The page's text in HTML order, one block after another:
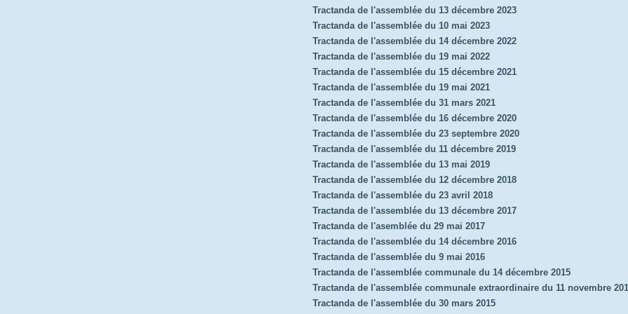
Tractanda de l'assemblée du 13 décembre 2023
Tractanda de l'assemblée du 10 mai 2023
Tractanda de l'assemblée du 14 décembre 2022
Tractanda de l'assemblée du 19 mai 2022
Tractanda de l'assemblée du 15 décembre 2021
Tractanda de l'assemblée du 19 mai 2021
Tractanda de l'assemblée du 31 mars 2021
Tractanda de l'assemblée du 16 décembre 2020
Tractanda de l'assemblée du 23 septembre 2020
Tractanda de l'assemblée du 11 décembre 2019
Tractanda de l'assemblée du 13 mai 2019
Tractanda de l'assemblée du 12 décembre 2018
Tractanda de l'assemblée du 23 avril 2018
Tractanda de l'assemblée du 13 décembre 2017
Tractanda de l'asemblée du 29 mai 2017
Tractanda de l'assemblée du 14 décembre 2016
Tractanda de l'assemblée du 9 mai 2016
Tractanda de l'assemblée communale du 14 décembre 2015
Tractanda de l'assemblée communale extraordinaire du 11 novembre
Tractanda de l'assemblée du 30 mars 2015